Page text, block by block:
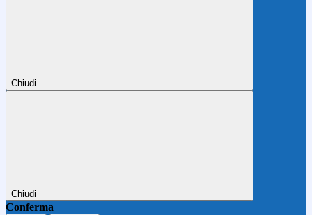
Chiudi
Chiudi
Conferma